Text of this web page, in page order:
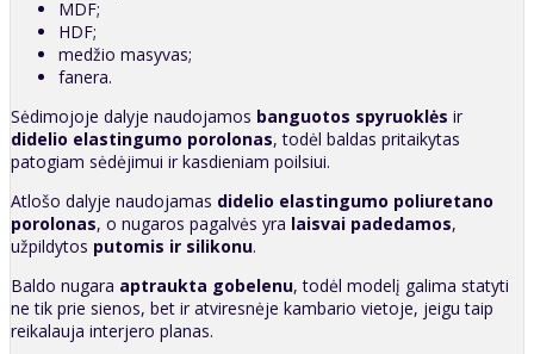
MDF;
HDF;
medžio masyvas;
fanera.
Sėdimojoje dalyje naudojamos banguotos spyruoklės ir
didelio elastingumo porolonas, todėl baldas pritaikytas
patogiam sėdėjimui ir kasdieniam poilsiui.
Atlošo dalyje naudojamas didelio elastingumo poliuretano
porolonas, o nugaros pagalvės yra laisvai padedamos,
užpildytos putomis ir silikonu.
Baldo nugara aptraukta gobelenu, todėl modelį galima statyti
ne tik prie sienos, bet ir atviresnėje kambario vietoje, jeigu taip
reikalauja interjero planas.